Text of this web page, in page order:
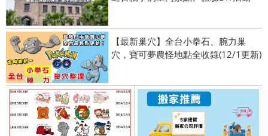
【最新巢穴】全台小拳石、腕力巢
穴，寶可夢農怪地點全收錄(12/1更新)